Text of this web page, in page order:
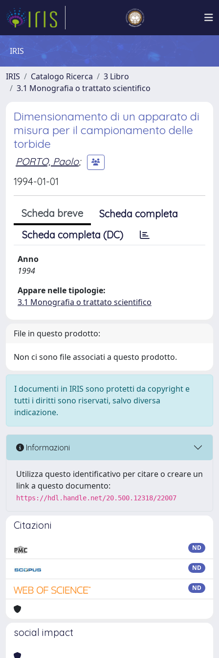
IRIS
IRIS Catalogo Ricerca
3 Libro
3.1 Monografia o trattato scientifico
Dimensionamento di un apparato di
misura per il campionamento delle
torbide
PORTO, Paolo;
1994-01-01
Scheda breve
Scheda completa
Scheda completa (DC)
Anno
1994
Appare nelle tipologie:
3.1 Monografia o trattato scientifico
File in questo prodotto:
Non ci sono file associati a questo prodotto.
I documenti in IRIS sono protetti da copyright e
tutti i diritti sono riservati, salvo diversa
indicazione.
Informazioni
Utilizza questo identificativo per citare o creare un
link a questo documento:
https://hdl.handle.net/20.500.12318/22007
Citazioni
ND
ND
ND
social impact